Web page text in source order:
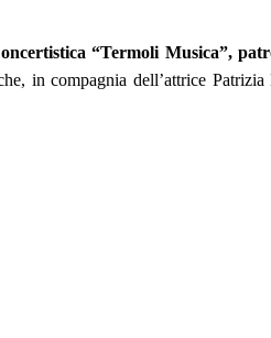
“Termoli Musica”,
in compagnia dell’attrice